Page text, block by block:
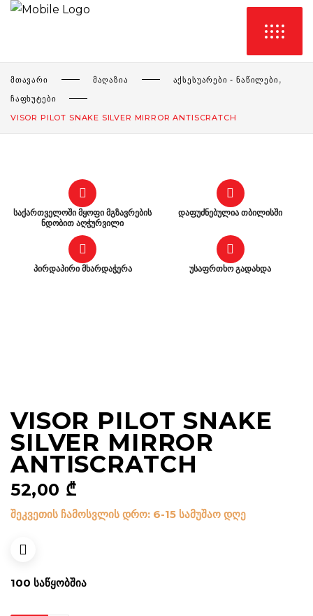
ᲛᲗᲐᲕᲐᲠᲘ ᲛᲐᲦᲐᲖᲘᲐ ᲐᲥᲡᲔᲡᲣᲐᲠᲔᲑᲘ - ᲜᲐᲬᲘᲚᲔᲑᲘ,
ᲩᲐᲤᲮᲣᲢᲔᲑᲘ
VISOR PILOT SNAKE SILVER MIRROR ANTISCRATCH
საქართველოში მყოფი მგზავრების
ნდობით აღჭურვილი
დაფუძნებულია თბილისში
პირდაპირი მხარდაჭერა უსაფრთხო გადახდა
VISOR PILOT SNAKE
SILVER MIRROR
ANTISCRATCH
52,00 ₾
შეკვეთის ჩამოსვლის დრო: 6-15 სამუშაო დღე
100 ᲡᲐᲬᲧᲝᲑᲨᲘᲐ